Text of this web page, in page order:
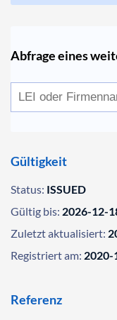
Abfrage eines
Gültigkeit
Status: ISSUED
Gültig bis: 2026-12-
Zuletzt aktualisiert:
Registriert am: 2020-
Referenz